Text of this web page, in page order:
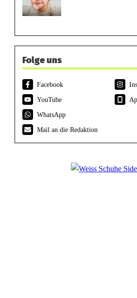
Folge uns
Facebook
YouTube
WhatsApp
Mail an die Redaktion